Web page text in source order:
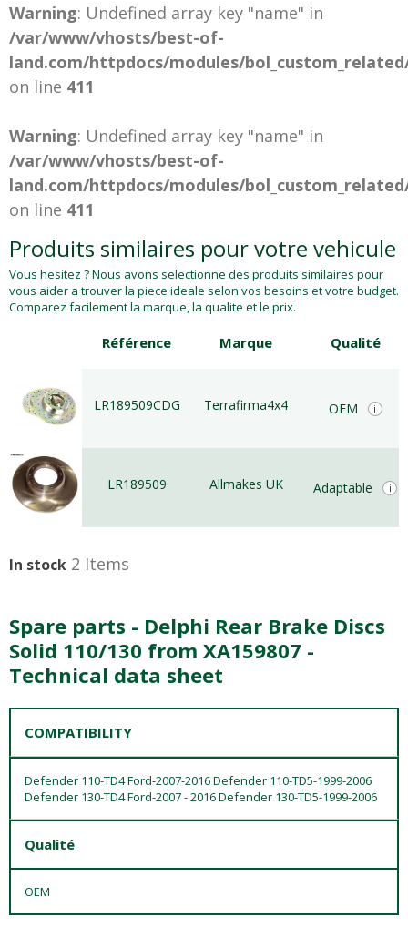
Warning: Undefined array key "name" in
/var/www/vhosts/best-of-
land.com/httpdocs/modules/
on line 411
Warning: Undefined array key "name" in
/var/www/vhosts/best-of-
land.com/httpdocs/modules/
on line 411
Produits similaires pour votre vehicule
Vous hesitez ? Nous avons selectionne des produits similaires pour
vous aider a trouver la piece ideale selon vos besoins et votre budget.
Comparez facilement la marque, la qualite et le prix.
Référence Marque Qualité
LR189509CDG Terrafirma4x4 OEM i
LR189509 Allmakes UK Adaptable i
In stock 2 Items
Spare parts - Delphi Rear Brake Discs
Solid 110/130 from XA159807 -
Technical data sheet
COMPATIBILITY
Defender 110-TD4 Ford-2007-2016 Defender 110-TD5-1999-2006
Defender 130-TD4 Ford-2007 - 2016 Defender 130-TD5-1999-2006
Qualité
OEM